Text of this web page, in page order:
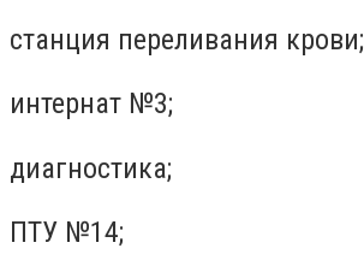
станция переливания крови;
интернат №3;
диагностика;
ПТУ №14;